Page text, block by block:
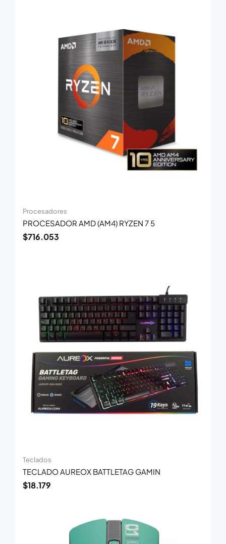
Procesadores
PROCESADOR AMD (AM4) RYZEN 7 5
$716.053
Teclados
TECLADO AUREOX BATTLETAG GAMIN
$18.179